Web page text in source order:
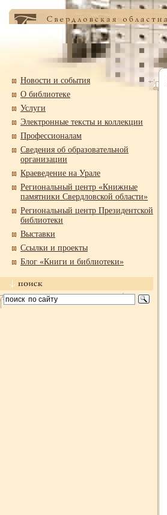
Новости и события
О библиотеке
Услуги
Электронные тексты и коллекции
Профессионалам
Сведения об образовательной
организации
Краеведение на Урале
Региональный центр «Книжные
памятники Свердловской области»
Региональный центр Президентской
библиотеки
Выставки
Ссылки и проекты
Блог «Книги и библиотеки»